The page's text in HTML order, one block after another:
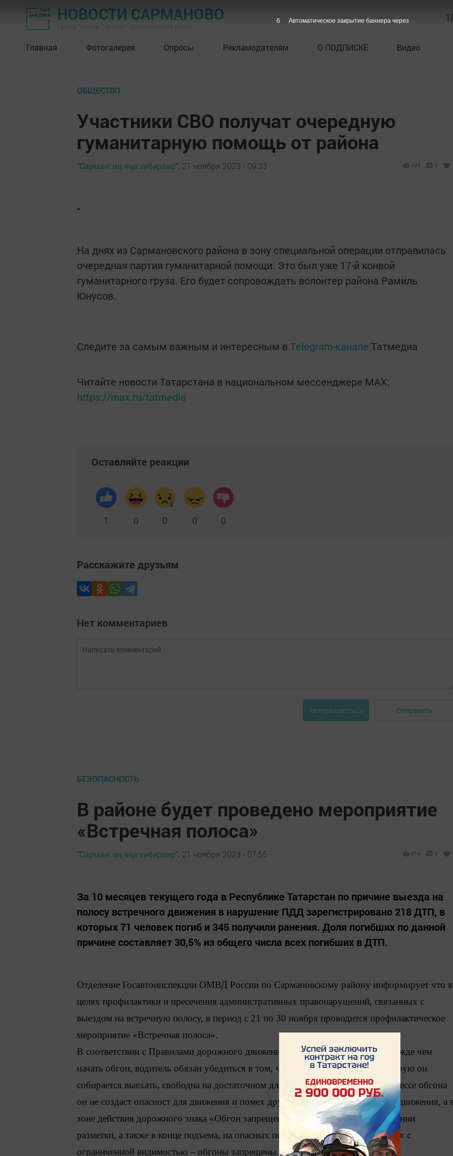
НОВОСТИ САРМАНОВО
Главная Фотогалерея Опросы Рекламодателям О ПОДПИСКЕ Видео
ОБЩЕСТВО
Участники СВО получат очередную
гуманитарную помощь от района
"Сарман: иң яңа хәбәрләр", 21 ноября 2023 - 09:33 645 0
-
На днях из Сармановского района в зону специальной операции отправилась
очередная партия гуманитарной помощи. Это был уже 17-й конвой
гуманитарного груза. Его будет сопровождать волонтер района Рамиль
Юнусов.
Следите за самым важным и интересным в Telegram-канале Татмедиа
Читайте новости Татарстана в национальном мессенджере MАХ:
https://max.ru/tatmedia
Оставляйте реакции
1 0 0 0 0
Расскажите друзьям
Нет комментариев
Авторизоваться Отправить
БЕЗОПАСНОСТЬ
В районе будет проведено мероприятие
«Встречная полоса»
"Сарман: иң яңа хәбәрләр", 21 ноября 2023 - 07:55 614 0
За 10 месяцев текущего года в Республике Татарстан по причине выезда на
полосу встречного движения в нарушение ПДД зарегистрировано 218 ДТП, в
которых 71 человек погиб и 345 получили ранения. Доля погибших по данной
причине составляет 30,5% из общего числа всех погибших в ДТП.
Отделение Госавтоинспекции ОМВД России по Сармановскому району информирует что в
целях профилактики и пресечения административных правонарушений, связанных с
выездом на встречную полосу, в период с 21 по 30 ноября проводится профилактическое
мероприятие «Встречная полоса».
В соответствии с Правилами дорожного движения Российской Федерации прежде чем
начать обгон, водитель обязан убедиться в том, что полоса движения, на которую он
собирается выехать, свободна на достаточном для обгона расстоянии и в процессе обгона
он не создаст опасност для движения и помех другим участникам дорожного движения, а
зоне действия дорожного знака «Обгон запрещен», при наличии сплошной линии
разметки, а также в конце подъема, на опасных поворотах и на других участках с
ограниченной видимостью – обгоны запрещены.
5 Автоматическое закрытие баннера через